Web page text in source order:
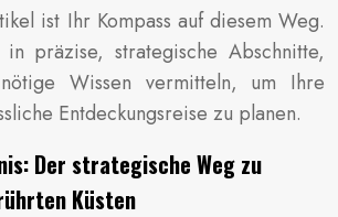
ist Ihr Kompass auf diesem Weg.
präzise, strategische Abschnitte,
Wissen vermitteln, um Ihre
Entdeckungsreise zu planen.
Der strategische Weg zu
Küsten